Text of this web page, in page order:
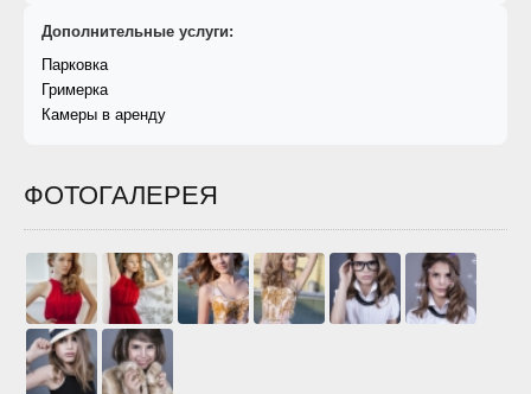
Дополнительные услуги:
Парковка
Гримерка
Камеры в аренду
ФОТОГАЛЕРЕЯ